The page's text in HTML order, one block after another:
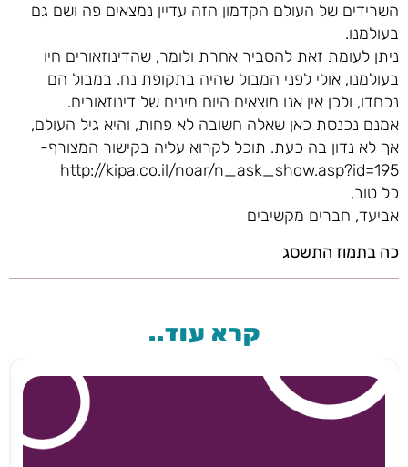
השרידים של העולם הקדמון הזה עדיין נמצאים פה ושם גם
בעולמנו.
ניתן לעומת זאת להסביר אחרת ולומר, שהדינוזאורים חיו
בעולמנו, אולי לפני המבול שהיה בתקופת נח. במבול הם
נכחדו, ולכן אין אנו מוצאים היום מינים של דינוזאורים.
אמנם נכנסת כאן שאלה חשובה לא פחות, והיא גיל העולם,
אך לא נדון בה כעת. תוכל לקרוא עליה בקישור המצורף-
http://kipa.co.il/noar/n_ask_show.asp?id=195
כל טוב,
אביעד, חברים מקשיבים
כה בתמוז התשסג
קרא עוד..